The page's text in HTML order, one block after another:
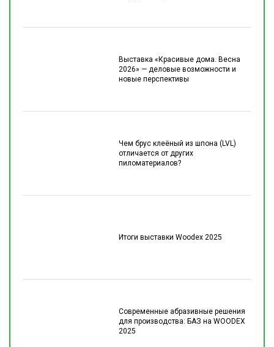
Выставка «Красивые дома. Весна
2026» — деловые возможности и
новые перспективы
Чем брус клеёный из шпона (LVL)
отличается от других
пиломатериалов?
Итоги выставки Woodex 2025
Современные абразивные решения
для производства: БАЗ на WOODEX
2025